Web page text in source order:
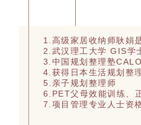
1.高级家居收纳师耿娟
2.武汉理工大学 GIS学
3.中国规划整理塾
4.获得日本生活规划整
5.亲子规划整理师
6.PET父母效能训练、
7.项目管理专业人士资